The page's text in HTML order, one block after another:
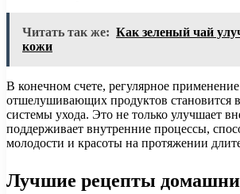
Читать так же: Как зеленый чай
кожи
В конечном счете, регулярное
отшелушивающих продуктов становится
системы ухода. Это не только улучшает
поддерживает внутренние процессы,
молодости и красоты на протяжении
Лучшие рецепты